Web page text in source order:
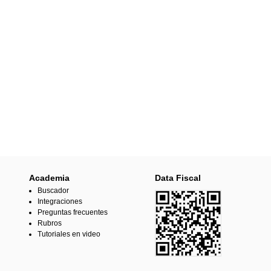
Academia
Buscador
Integraciones
Preguntas frecuentes
Rubros
Tutoriales en video
Data Fiscal